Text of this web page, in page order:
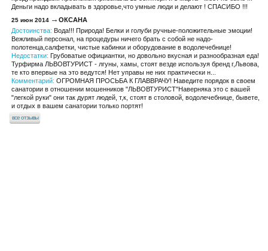
Деньги надо вкладывать в здоровье,что умные люди и делают ! СПАСИБО !!!
25 июн 2014
ОКСАНА
Достоинства: Вода!!! Природа! Белки и голуби ручные-положительные эмоции!
Вежливый персонал, на процедуры ничего брать с собой не надо-
полотенца,салфетки, чистые кабинки и оборудование в водолечебнице!
Недостатки: Грубоватые официантки, но довольно вкусная и разнообразная еда!
Турфирма ЛЬВОВТУРИСТ - лгуны, хамы, стоят везде используя бренд г,Львова,
те кто впервые на это ведутся! Нет управы не них практически н...
Комментарий: ОГРОМНАЯ ПРОСЬБА К ГЛАВВРАЧУ! Наведите порядок в своем
санатории в отношении мошенников "ЛЬВОВТУРИСТ"Наверняка это с вашей
"легкой руки" они так дурят людей, т,к, стоят в столовой, водолечебнице, бывете,
и отдых в вашем санатории только портят!
все отзывы